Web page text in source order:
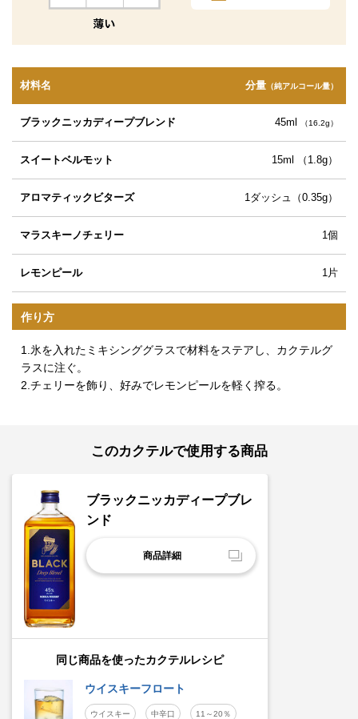
材料名 分量（純アルコール量）
ブラックニッカディープブレンド 45ml （16.2g）
スイートベルモット 15ml （1.8g）
アロマティックビターズ 1ダッシュ（0.35g）
マラスキーノチェリー 1個
レモンピール 1片
作り方
1.氷を入れたミキシンググラスで材料をステアし、カクテルグ
ラスに注ぐ。
2.チェリーを飾り、好みでレモンピールを軽く搾る。
このカクテルで使用する商品
ブラックニッカディープブレ
ンド
商品詳細
同じ商品を使ったカクテルレシピ
ウイスキーフロート
ウイスキー 中辛口 11～20％